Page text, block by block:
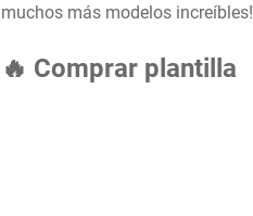
muchos más modelos increíbles!
🔥 Comprar plantilla